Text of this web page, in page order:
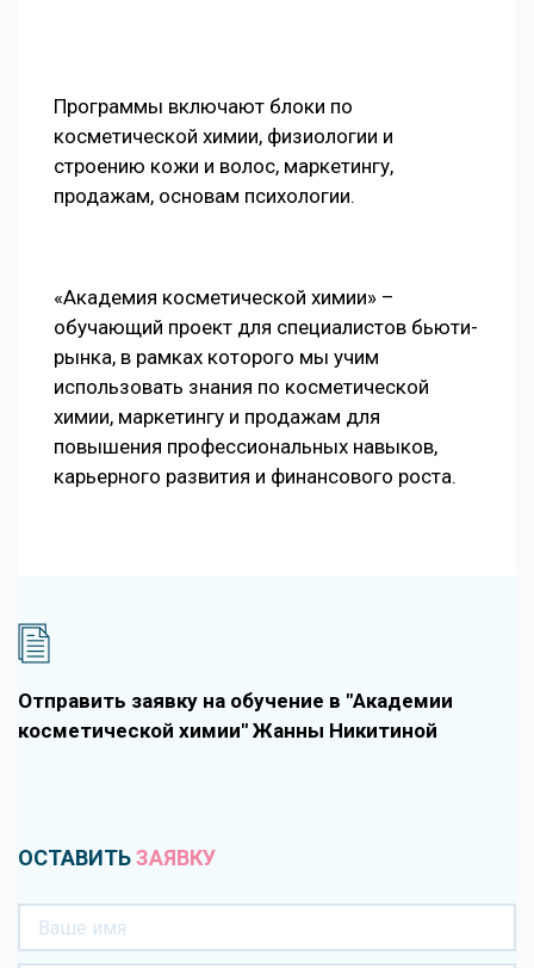
Программы включают блоки по
косметической химии, физиологии и
строению кожи и волос, маркетингу,
продажам, основам психологии.
«Академия косметической химии» –
обучающий проект для специалистов бьюти-
рынка, в рамках которого мы учим
использовать знания по косметической
химии, маркетингу и продажам для
повышения профессиональных навыков,
карьерного развития и финансового роста.
Отправить заявку на обучение в "Академии
косметической химии" Жанны Никитиной
ОСТАВИТЬЗАЯВКУ